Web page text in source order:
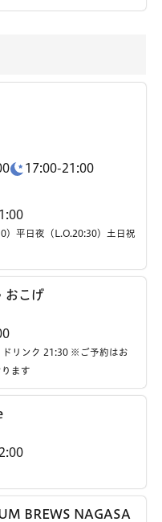
17:00-21:00
）平日夜（L.O.20:30）土日祝
おこげ
ドリンク 21:30 ※ご予約はお
ます
BREWS NAGASA